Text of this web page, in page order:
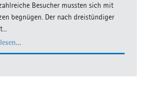
Besucher mussten sich mit
begnügen. Der nach dreistündiger